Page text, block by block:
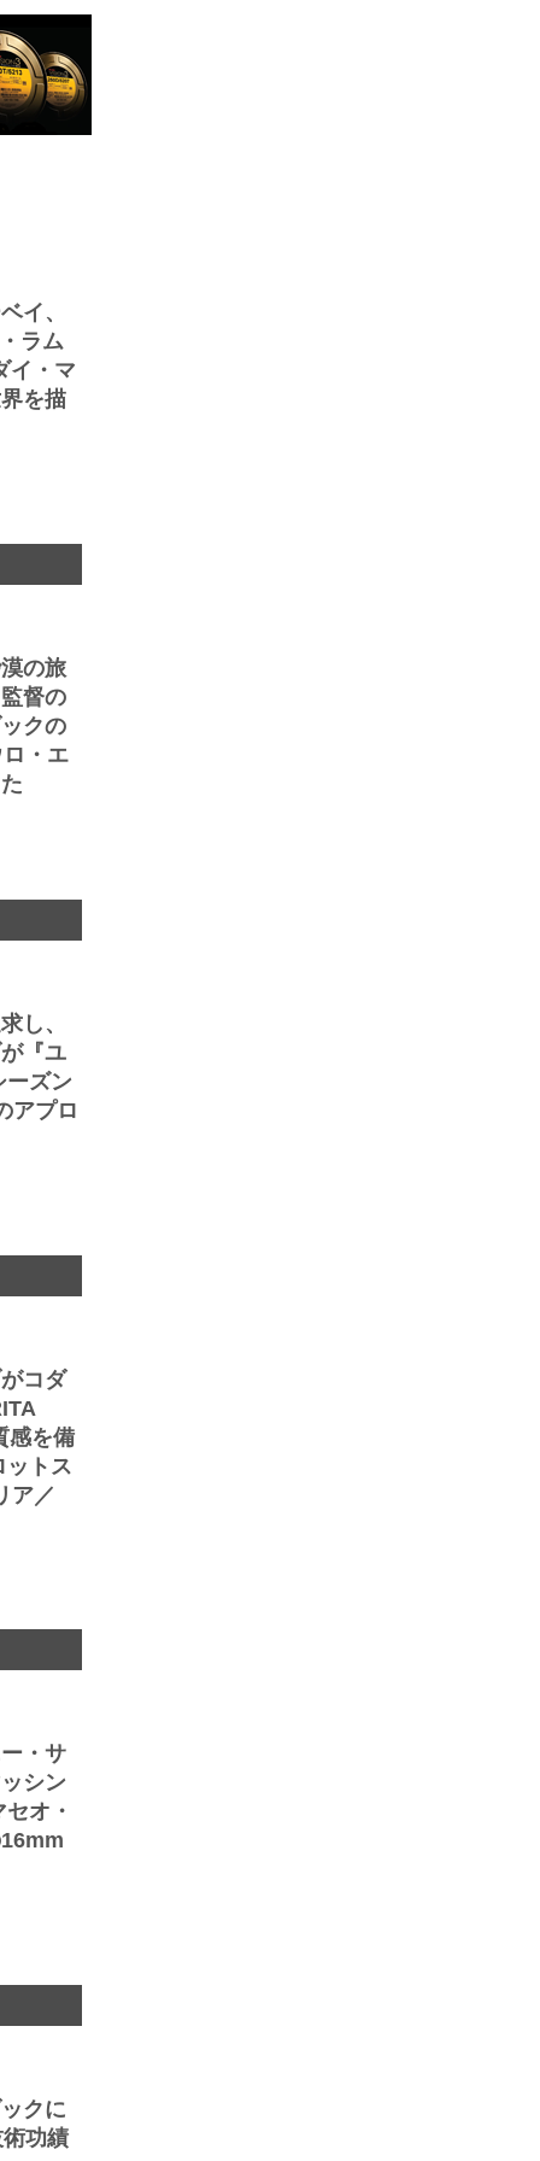
イ、
ラム
イ・マ
を描
の旅
督の
クの
・エ
し、
『ユ
ーズン
アプロ
コダ
感を備
ットス
ア／
・サ
シン
オ・
クに
功績